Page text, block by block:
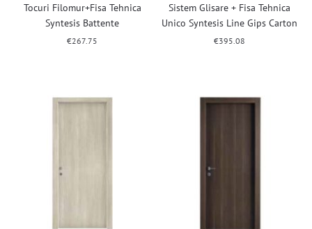
Tocuri Filomur+Fisa Tehnica
Syntesis Battente
€267.75
Sistem Glisare + Fisa Tehnica
Unico Syntesis Line Gips Carton
€395.08